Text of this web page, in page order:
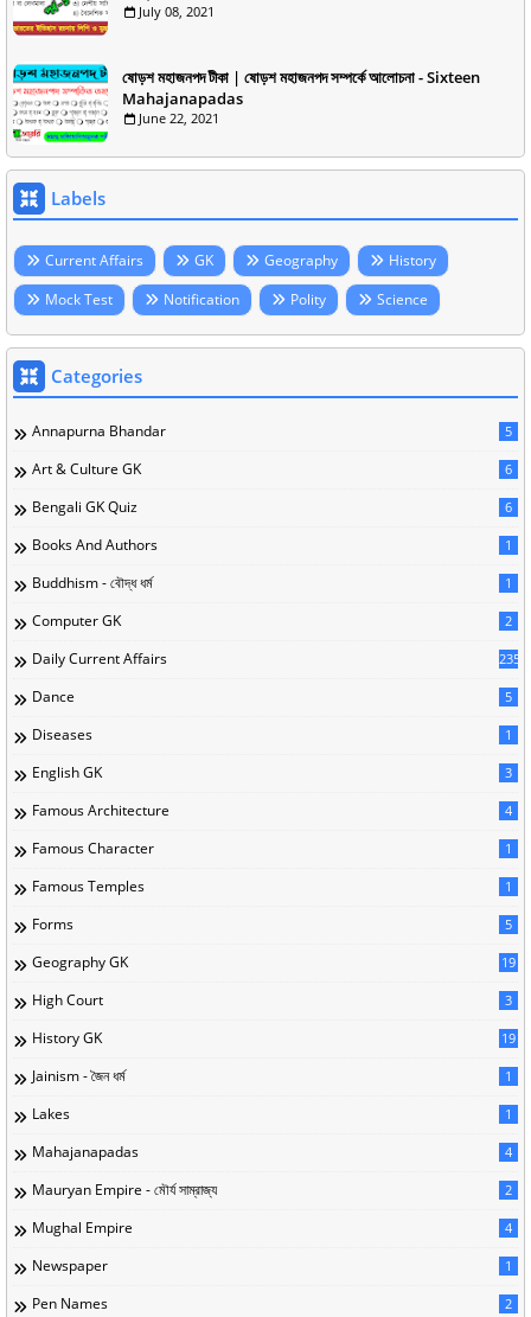
July 08, 2021
ষোড়শ মহাজনপদ টীকা | ষোড়শ মহাজনপদ সম্পর্কে আলোচনা - Sixteen
Mahajanapadas
June 22, 2021
Labels
Current Affairs GK Geography
History
Mock Test
Notification Polity Science
Categories
Annapurna Bhandar 5
Art & Culture GK 6
Bengali GK Quiz 6
Books And Authors 1
Buddhism - বৌদ্ধ ধর্ম 1
Computer GK 2
Daily Current Affairs 235
Dance 5
Diseases 1
English GK 3
Famous Architecture 4
Famous Character 1
Famous Temples 1
Forms 5
Geography GK 19
High Court 3
History GK 19
Jainism - জৈন ধর্ম 1
Lakes 1
Mahajanapadas 4
Mauryan Empire - মৌর্য সাম্রাজ্য 2
Mughal Empire 4
Newspaper 1
Pen Names 2